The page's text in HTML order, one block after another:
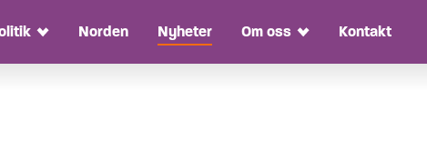
Toggle Dropdown
Norden Nyheter Om oss
Toggle Dropdown
Kontakt